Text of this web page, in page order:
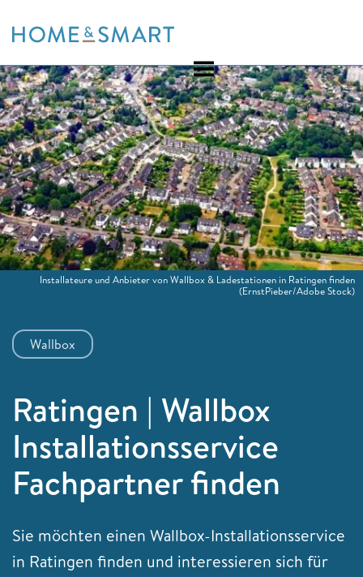
to
Wallbox
Ratingen | Wallbox
Installationsservice
Fachpartner finden
Sie möchten einen Wallbox-Installationsservice
in Ratingen finden und interessieren sich für
Installateure und Anbieter von Wallbox & Ladestationen in Ratingen finden
(ErnstPieber/Adobe Stock)